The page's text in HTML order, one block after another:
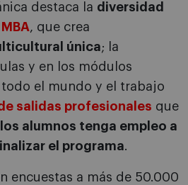
destaca la diversidad
MBA, que crea
única; la
y en los módulos
el mundo y el trabajo
salidas profesionales que
los alumnos tenga empleo a
el programa.
encuestas a más de 50.000